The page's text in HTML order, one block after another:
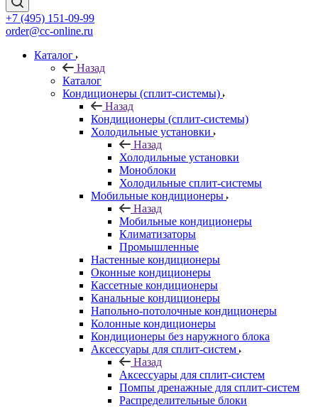
+7 (495) 151-09-99
order@cc-online.ru
Каталог
Назад
Каталог
Кондиционеры (сплит-системы)
Назад
Кондиционеры (сплит-системы)
Холодильные установки
Назад
Холодильные установки
Моноблоки
Холодильные сплит-системы
Мобильные кондиционеры
Назад
Мобильные кондиционеры
Климатизаторы
Промышленные
Настенные кондиционеры
Оконные кондиционеры
Кассетные кондиционеры
Канальные кондиционеры
Напольно-потолочные кондиционеры
Колонные кондиционеры
Кондиционеры без наружного блока
Аксессуары для сплит-систем
Назад
Аксессуары для сплит-систем
Помпы дренажные для сплит-систем
Распределительные блоки